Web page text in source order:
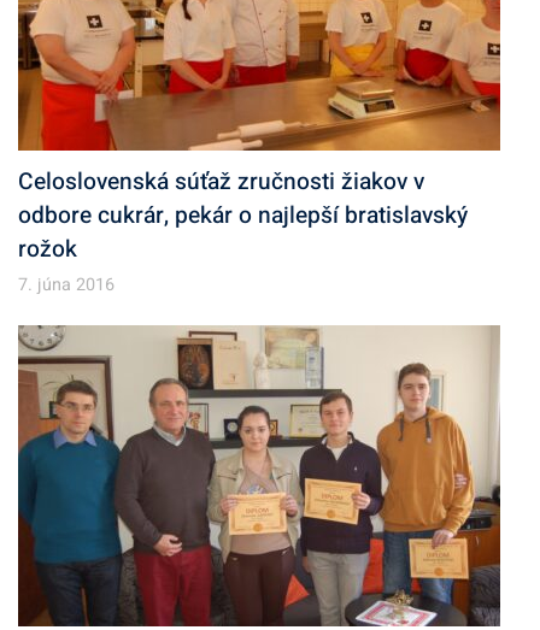
Celoslovenská súťaž zručnosti žiakov v
odbore cukrár, pekár o najlepší bratislavský
rožok
7. júna 2016